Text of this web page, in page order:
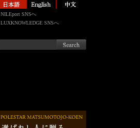
NILEport SNSへ
LUXKNOWLEDGE SNSへ